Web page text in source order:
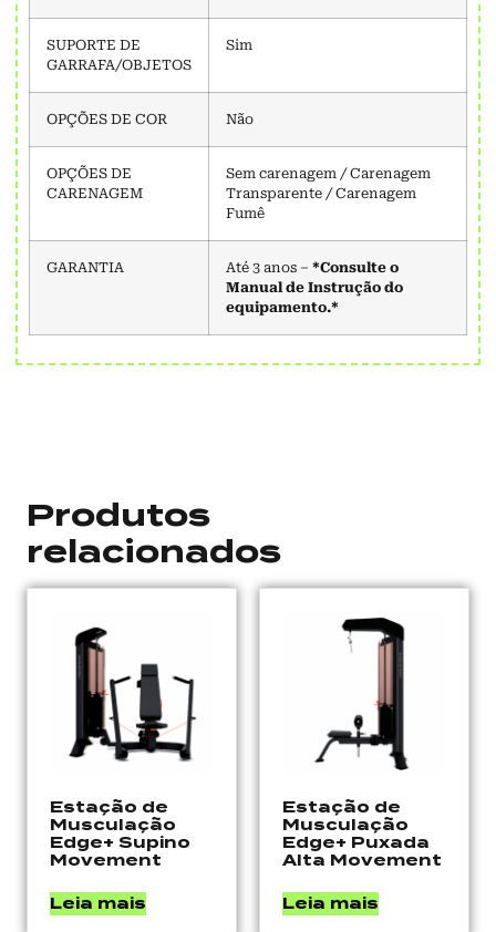
SUPORTE DE
GARRAFA/OBJETOS
Sim
OPÇÕES DE COR Não
OPÇÕES DE
CARENAGEM
Sem carenagem / Carenagem
Transparente / Carenagem
Fumê
GARANTIA Até 3 anos – *Consulte o
Manual de Instrução do
equipamento.*
Produtos
relacionados
Estação de
Musculação
Edge+ Supino
Movement
Leia mais
Estação de
Musculação
Edge+ Puxada
Alta Movement
Leia mais